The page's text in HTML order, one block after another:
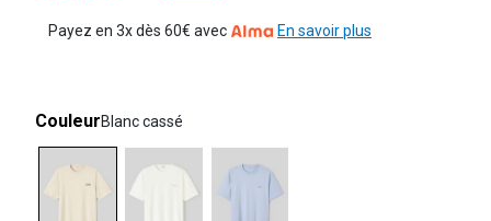
Payez en 3x dès 60€ avec En savoir plus
CouleurBlanc cassé